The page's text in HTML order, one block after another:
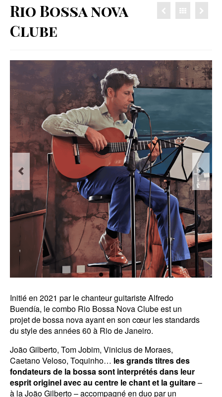
Resto et…
Programmation
Le Projet
Infos Pratiques
Rio Bossa nova
Clube
Initié en 2021 par le chanteur guitariste Alfredo
Buendía, le combo Rio Bossa Nova Clube est un
projet de bossa nova ayant en son cœur les standards
du style des années 60 à Rio de Janeiro.
João Gilberto, Tom Jobim, Vinicius de Moraes,
Caetano Veloso, Toquinho… les grands titres des
fondateurs de la bossa sont interprétés dans leur
esprit originel avec au centre le chant et la guitare–
à la João Gilberto – accompagné en duo par un